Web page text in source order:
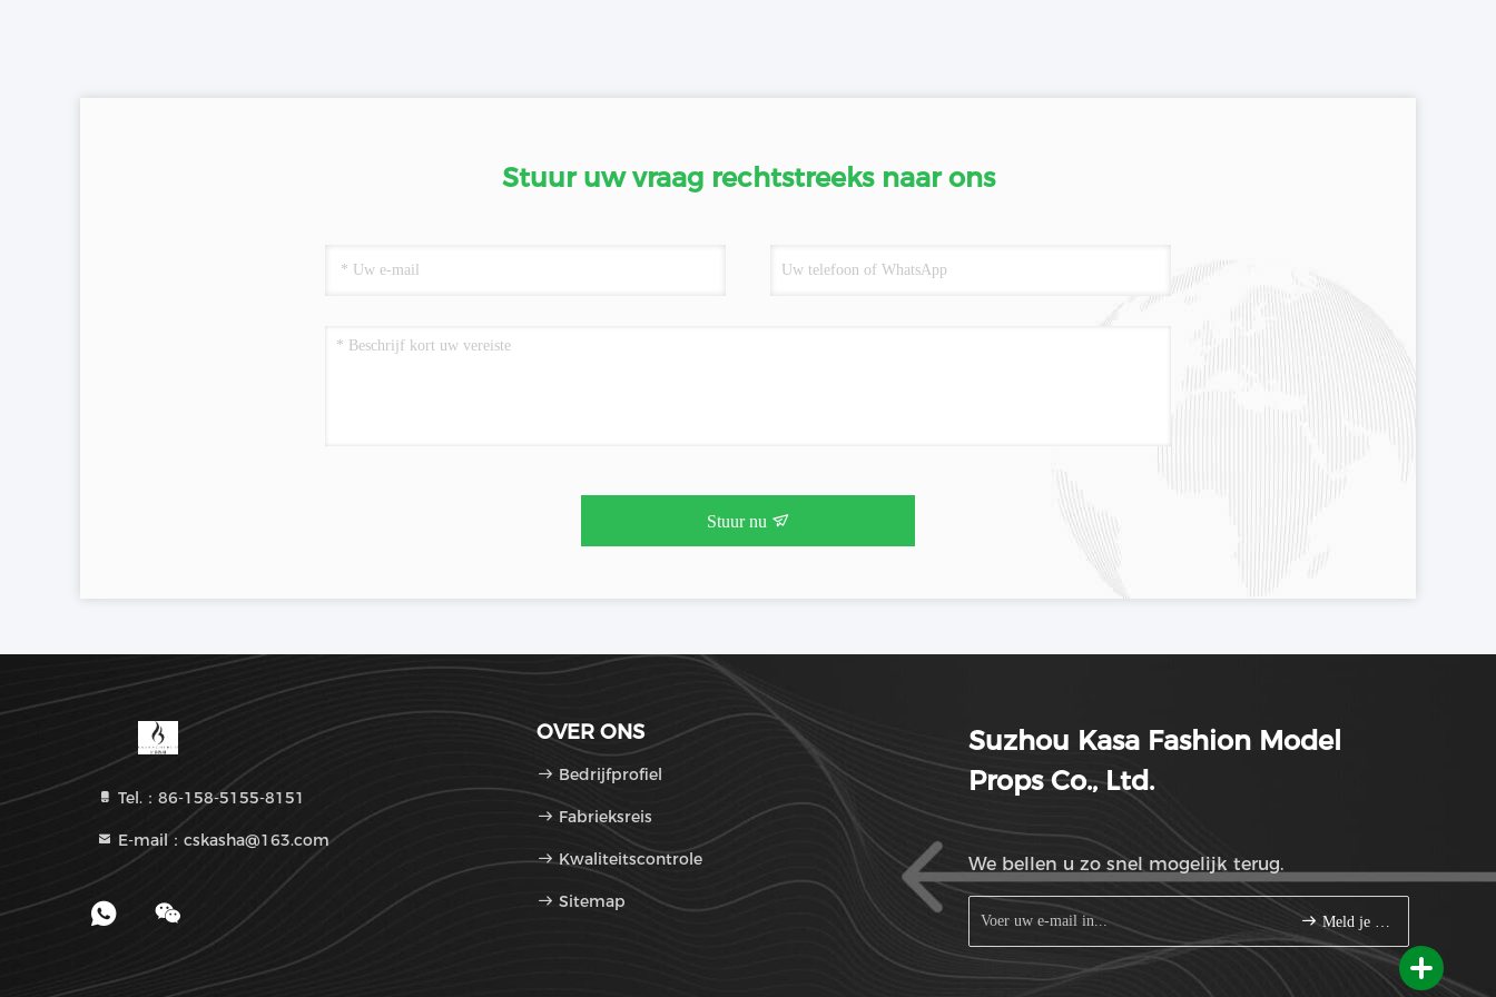
Stuur uw vraag rechtstreeks naar ons
Stuur nu
Tel.：86-158-5155-8151
E-mail：cskasha@163.com
OVER ONS
Bedrijfprofiel
Fabrieksreis
Kwaliteitscontrole
Sitemap
Suzhou Kasa Fashion Model
Props Co., Ltd.
We bellen u zo snel mogelijk terug.
Meld je aan.